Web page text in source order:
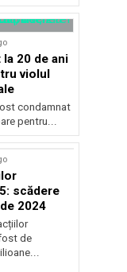
la 20 de ani
violul
condamnat
pentru...
scădere
2024
de